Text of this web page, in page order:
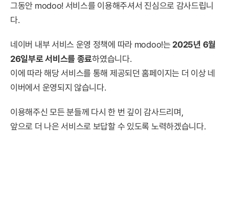
그동안 modoo! 서비스를 이용해주셔서 진심으로 감사드립니
다.
네이버 내부 서비스 운영 정책에 따라 modoo!는 2025년 6월
26일부로 서비스를 종료하였습니다.
이에 따라 해당 서비스를 통해 제공되던 홈페이지는 더 이상 네
이버에서 운영되지 않습니다.
이용해주신 모든 분들께 다시 한 번 깊이 감사드리며,
앞으로 더 나은 서비스로 보답할 수 있도록 노력하겠습니다.